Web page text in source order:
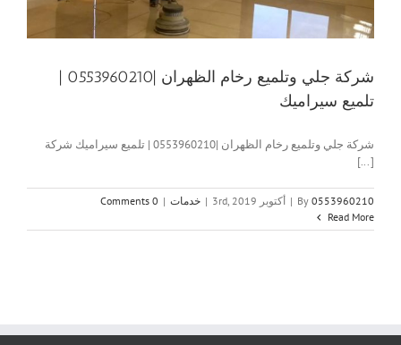
شركة جلي وتلميع رخام الظهران |0553960210 |
تلميع سيراميك
شركة جلي وتلميع رخام الظهران |0553960210 | تلميع سيراميك شركة
[...]
By 0553960210
| أكتوبر 3rd, 2019 | خدمات |
0 Comments
Read More